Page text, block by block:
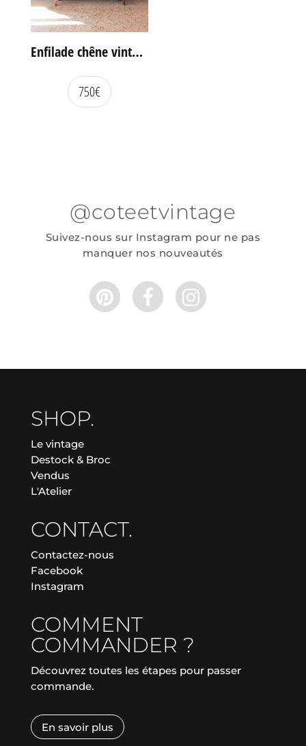
Enfilade chêne vintage portes coulissantes
750€
@coteetvintage
Suivez-nous sur Instagram pour ne pas
manquer nos nouveautés
SHOP.
Le vintage
Destock & Broc
Vendus
L'Atelier
CONTACT.
Contactez-nous
Facebook
Instagram
COMMENT
COMMANDER ?
Découvrez toutes les étapes pour passer
commande.
En savoir plus